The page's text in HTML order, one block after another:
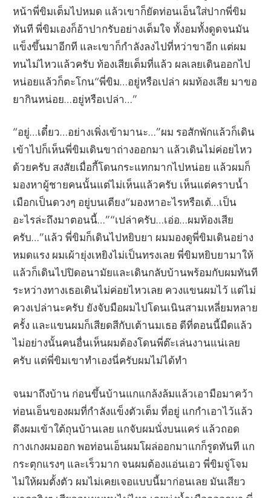
หน้าพี่ขิมเต็มไปหมด แล้วเขาก็ยัดท่อนเอ็นใส่ปากพี่ขิม
ทันที พี่ขิมเองก็อ้าปากรับอย่างเต็มใจ ทั้งอมทั้งดูดจนมัน
แข็งขึ้นมาอีกที และเขาก็กำลังลงไปที่หว่าขาอีก แต่ผม
ทนไม่ไหวแล้วครับ ท้องเสียเต็มที่แล้ว ผลเลยเดินออกไป
หน่อยแล้วก็ตะโกน“พี่ขิม…อยู่หรือเปล่า ผมท้องเสีย มาขอ
ยากินหน่อย…อยู่หรือเปล่า…”
“อยู่…เดี๋ยว…อย่างเพิ่งเข้ามานะ…”ผม รอสักพักแล้วก็เดิน
เข้าไปก็เห็นพี่ขิมเดินขาถ่างออกมา แล้วเดินไม่ค่อยไหว
ด้วยครับ สงสัยเมื่อกี้โดนกระแทกมากไปหน่อย แล้วผมก็
มองหาผู้ชายคนนั้นแต่ไม่เห็นแล้วครับ เห็นแต่คราบน้ำ
เมือกเป็นดวงๆ อยู่บนเตียง“มองหาอะไรหรือเต้…เป็น
อะไรล่ะถึงมาตอนนี้…”“เปล่าครับ…เอ่อ…ผมท้องเสีย
ครับ…”แล้ว พี่ขิมก็เดินไปหยิบยา ผมมองดูพี่ขิมเดินอย่าง
หมดแรง ผมเผ้ายุ่งเหยิงไม่เป็นทรงเลย พี่ขิมหยิบยามาให้
แล้วก็เดินไปปิดอนามัยและเดินกลับบ้านพร้อมกับผมทันที
ระหว่างทางเธอเดินไม่ค่อยไหวเลย ควงแขนผมไว้ แต่ไม่
ควงเปล่านะครับ ยังจับมือผมไปโดนเนินสามเหลี่ยมหลาย
ครั้ง และแขนผมก็เสียดสีกับเต้านมเธอ ดีที่ตอนนี้มืดแล้ว
ไม่อย่างนั้นคนอื่นเห็นผมต้องโดนพี่ต๊ะเล่นงานแน่เลย
ครับ แต่พี่ขิมเขาทำเองนี่ครับผมไม่ได้ทำ
จนมาถึงบ้าน ก่อนขึ้นบ้านแกแกล้งล้มแล้วเอามือมาคว้า
ท่อนเอ็นของผมที่กำลังแข็งตัวเต็ม ที่อยู่ แกกำเอาไว้แล้ว
ดึงผมเข้าใต้ถุนบ้านเลย แกจับผมนั่งบนแคร่ แล้วถอด
กางเกงผมออก พอท่อนเอ็นผมโผล่ออกมาแกก็รูดทันที แก
กระตุกแรงๆ และเร็วมาก จนผมต้องแอ่นเอว พี่ขิมจู่โจม
ไม่ให้ผมตั้งตัว ผมไม่เคยเจอแบบนี้มาก่อนเลย มันเสียว